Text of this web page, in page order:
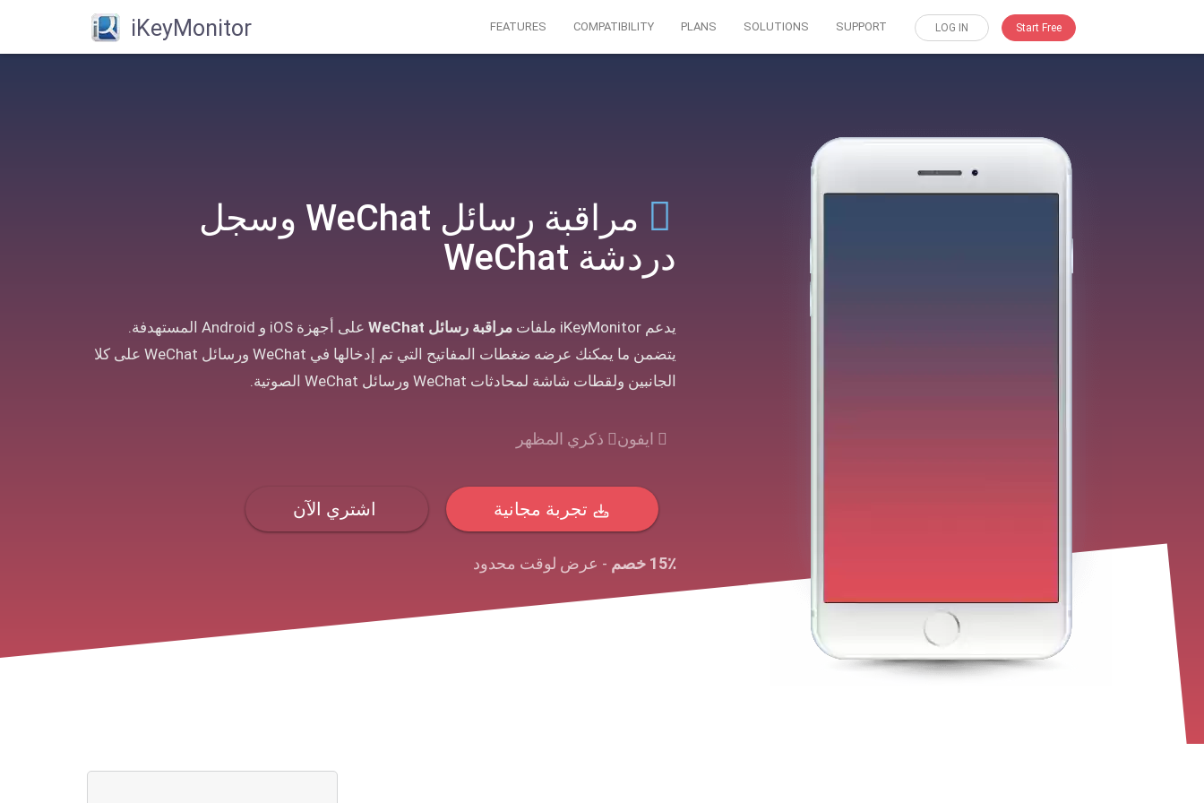
iKeyMonitor FEATURES COMPATIBILITY PLANS SOLUTIONS SUPPORT LOG IN Start Free
مراقبة رسائل WeChat وسجل
دردشة WeChat
يدعم iKeyMonitor ملفات مراقبة رسائل WeChat
على أجهزة iOS و Android المستهدفة.
يتضمن ما يمكنك عرضه ضغطات المفاتيح التي تم إدخالها في WeChat ورسائل WeChat على كلا
الجانبين ولقطات شاشة لمحادثات WeChat ورسائل WeChat الصوتية.
ايفون ذكري المظهر
تجربة مجانية اشتري الآن
15٪ خصم - عرض لوقت محدود